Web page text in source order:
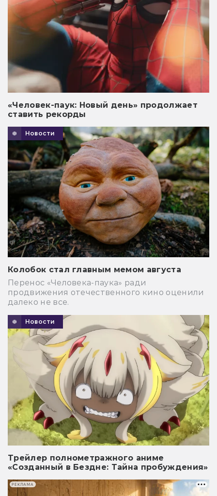
«Человек-паук: Новый день» продолжает
ставить рекорды
Новости
Колобок стал главным мемом августа
Перенос «Человека-паука» ради
продвижения отечественного кино оценили
далеко не все.
Новости
Трейлер полнометражного аниме
«Созданный в Бездне: Тайна пробуждения»
РЕКЛАМА